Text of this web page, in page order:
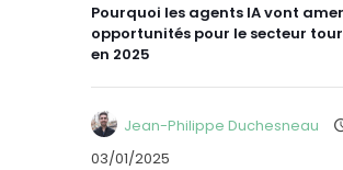
Pourquoi les agents IA vont
opportunités pour le secteur
en 2025
Jean-Philippe Duchesneau
03/01/2025